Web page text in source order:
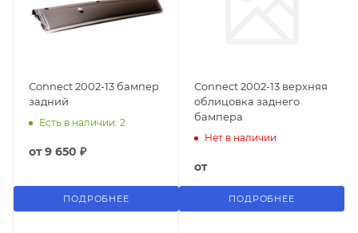
Connect 2002-13 бампер
задний
Есть в наличии: 2
от9 650 ₽
ПОДРОБНЕЕ
Connect 2002-13 верхняя
облицовка заднего
бампера
Нет в наличии
от
ПОДРОБНЕЕ